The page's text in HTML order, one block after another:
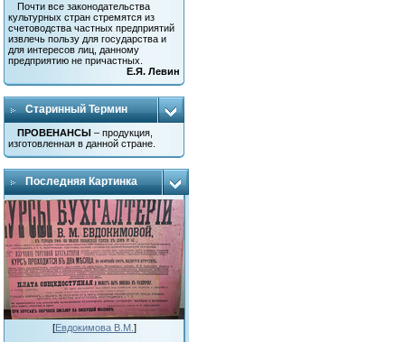
Почти все законодательства
культурных стран стремятся из
счетоводства частных предприятий
извлечь пользу для государства и
для интересов лиц, данному
предприятию не причастных.
Е.Я. Левин
Старинный Термин
ПРОВЕНАНСЫ – продукция,
изготовленная в данной стране.
Последняя Картинка
[Евдокимова В.М. ]